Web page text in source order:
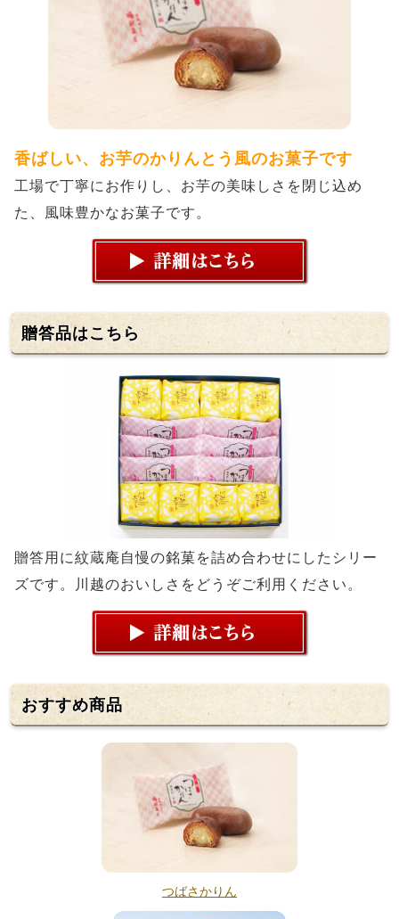
香ばしい、お芋のかりんとう風のお菓子です
工場で丁寧にお作りし、お芋の美味しさを閉じ込め
た、風味豊かなお菓子です。
贈答品はこちら
贈答用に紋蔵庵自慢の銘菓を詰め合わせにしたシリー
ズです。川越のおいしさをどうぞご利用ください。
おすすめ商品
つばさかりん